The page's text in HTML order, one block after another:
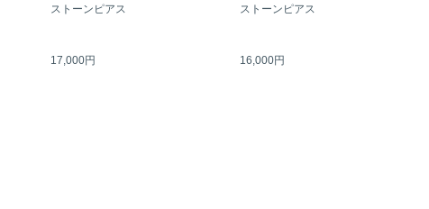
ストーンピアス
17,000円
ストーンピアス
16,000円